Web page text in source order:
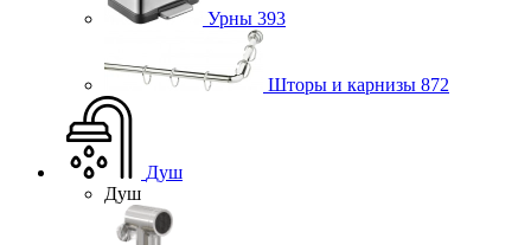
Урны 393
Шторы и карнизы 872
Душ
Душ